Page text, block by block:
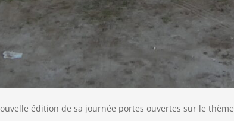
édition de sa journée portes ouvertes sur le